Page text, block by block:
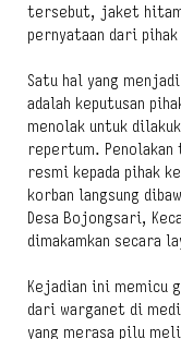
tersebut, jaket
pernyataan dari
Satu hal yang
adalah keputusan
menolak untuk
repertum.
resmi kepada pihak
korban langsung
Desa Bojongsari,
dimakamkan secara
Kejadian ini memicu
dari warganet di
yang merasa pilu